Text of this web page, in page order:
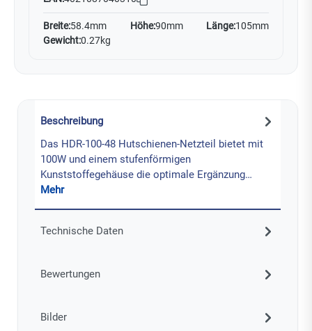
Breite:58.4mm Höhe:90mm Länge:105mm
Gewicht:0.27kg
Beschreibung
Das HDR-100-48 Hutschienen-Netzteil bietet mit
100W und einem stufenförmigen
Kunststoffegehäuse die optimale Ergänzung…
Mehr
Technische Daten
Bewertungen
Bilder